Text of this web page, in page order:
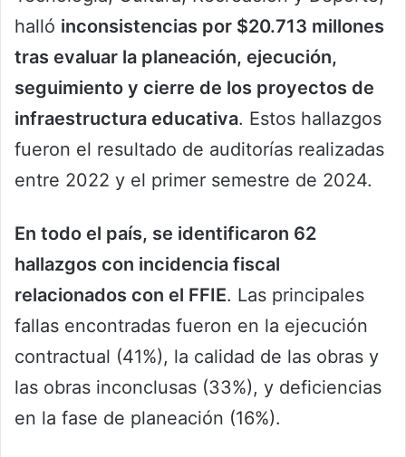
halló inconsistencias por $20.713 millones
tras evaluar la planeación, ejecución,
seguimiento y cierre de los proyectos de
infraestructura educativa. Estos hallazgos
fueron el resultado de auditorías realizadas
entre 2022 y el primer semestre de 2024.
En todo el país, se identificaron 62
hallazgos con incidencia fiscal
relacionados con el FFIE. Las principales
fallas encontradas fueron en la ejecución
contractual (41%), la calidad de las obras y
las obras inconclusas (33%), y deficiencias
en la fase de planeación (16%).